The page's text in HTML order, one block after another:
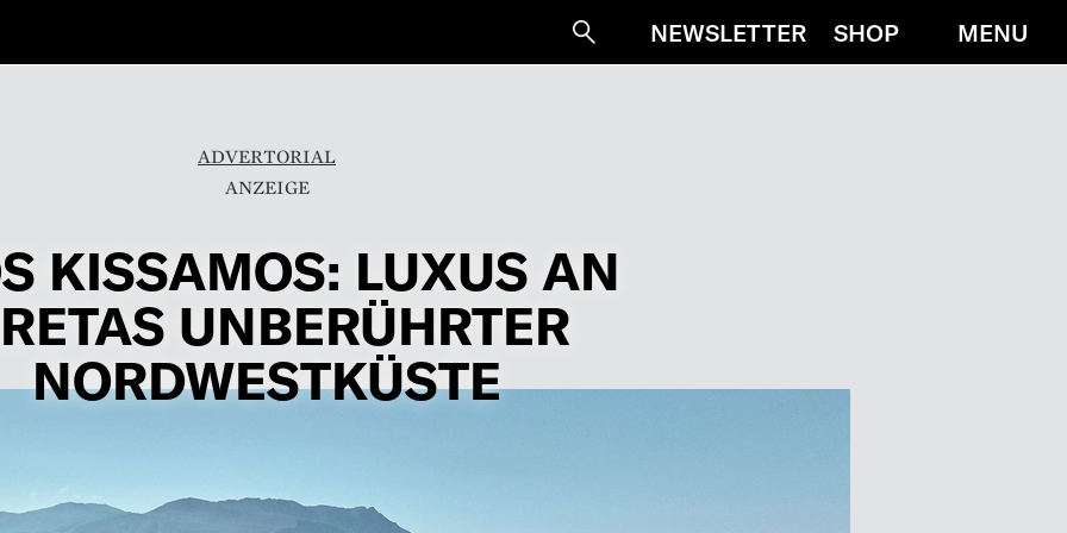
SucheNEWSLETTER SHOP MENU
ADVERTORIAL
KISSAMOS: LUXUS AN
UNBERÜHRTER
NORDWESTKÜSTE